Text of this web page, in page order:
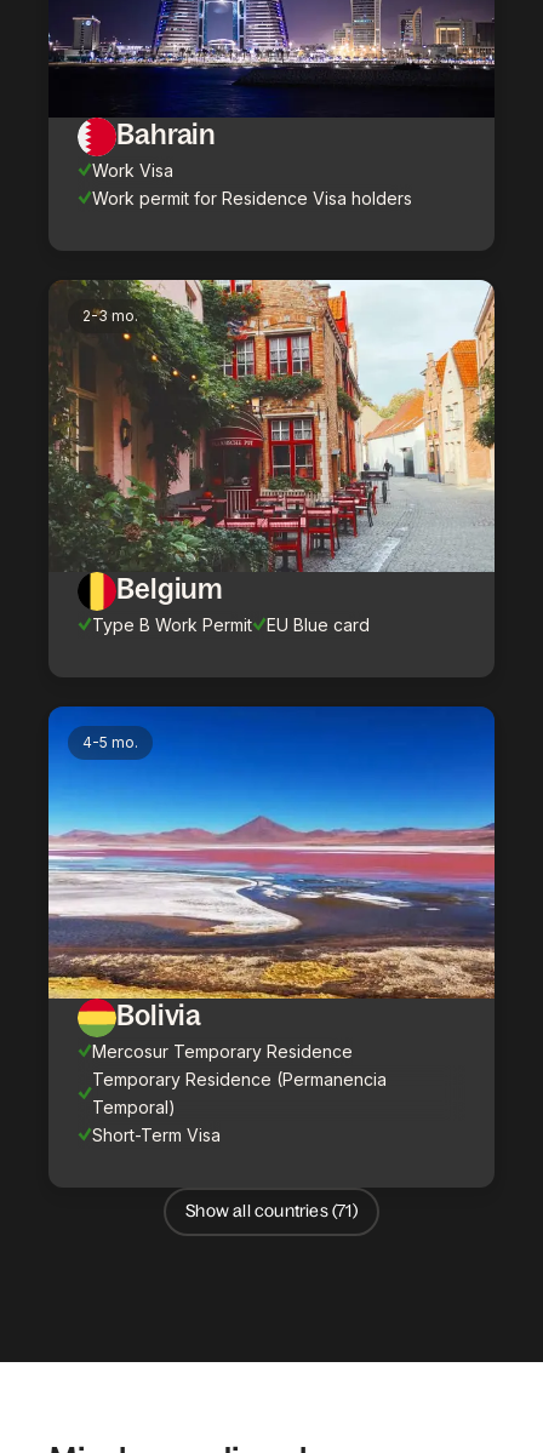
Bahrain
Work Visa
Work permit for Residence Visa holders
2-3 mo.
Belgium
Type B Work Permit EU Blue card
4-5 mo.
Bolivia
Mercosur Temporary Residence
Temporary Residence (Permanencia
Temporal)
Short-Term Visa
Show all countries (71)